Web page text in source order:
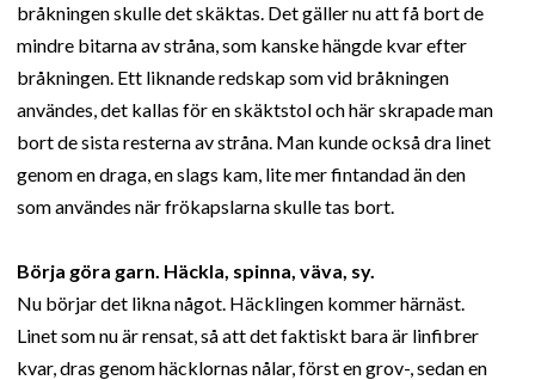
bråkningen skulle det skäktas. Det gäller nu att få bort de
mindre bitarna av stråna, som kanske hängde kvar efter
bråkningen. Ett liknande redskap som vid bråkningen
användes, det kallas för en skäktstol och här skrapade man
bort de sista resterna av stråna. Man kunde också dra linet
genom en draga, en slags kam, lite mer fintandad än den
som användes när frökapslarna skulle tas bort.
Börja göra garn. Häckla, spinna, väva, sy.
Nu börjar det likna något. Häcklingen kommer härnäst.
Linet som nu är rensat, så att det faktiskt bara är linfibrer
kvar, dras genom häcklornas nålar, först en grov-, sedan en